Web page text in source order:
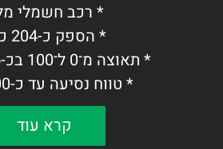
* רכב חשמלי
* הספק כ-204 כ״ס
* תאוצה מ־0 ל־100 בכ-8.5 שניות
* טווח נסיעה עד כ-500 ק”מ
* תא נוסעים מרווח
מולטימדיה גדול
קרא עוד